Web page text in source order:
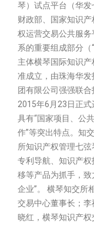
琴）试点平台（华
财政部、国家知识
权运营交易公共服务
系的重要组成部分
主体横琴国际知识
准成立，由珠海华
团有限公司强强联
2015年6月23日正
具有“国家项目、公
作”等突出特点。知
所知识产权管理七弦
专利导航、知识产
移等产品为抓手，
企业”。 横琴知交所
交易中心董事长；
晓红，横琴知识产